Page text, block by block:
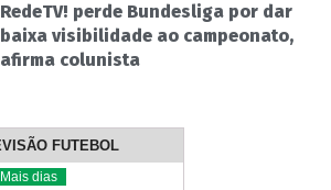
RedeTV! perde Bundesliga por dar
baixa visibilidade ao campeonato,
afirma colunista